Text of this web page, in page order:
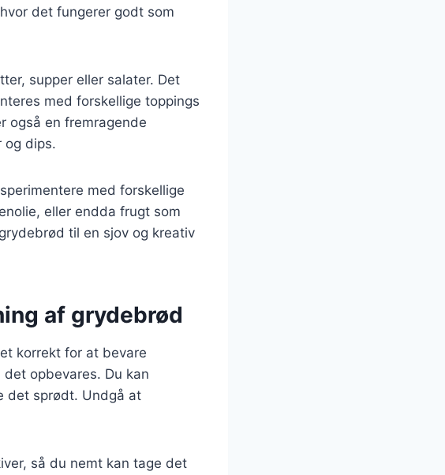
det fungerer godt som
supper eller salater. Det
med forskellige toppings
også en fremragende
og dips.
med forskellige
eller endda frugt som
til en sjov og kreativ
af grydebrød
korrekt for at bevare
opbevares. Du kan
det sprødt. Undgå at
så du nemt kan tage det